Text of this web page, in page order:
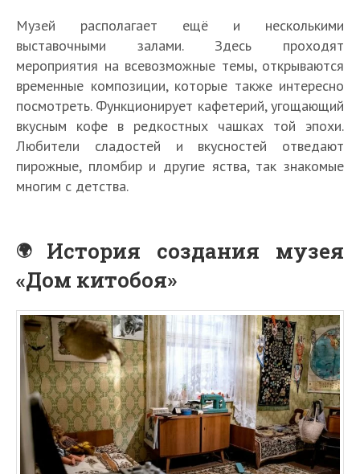
Музей располагает ещё и несколькими
выставочными залами. Здесь проходят
мероприятия на всевозможные темы, открываются
временные композиции, которые также интересно
посмотреть. Функционирует кафетерий, угощающий
вкусным кофе в редкостных чашках той эпохи.
Любители сладостей и вкусностей отведают
пирожные, пломбир и другие яства, так знакомые
многим с детства.
История создания музея
«Дом китобоя»